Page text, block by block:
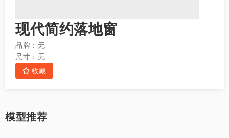
现代简约落地窗
品牌： 无
尺寸： 无
收藏
模型推荐